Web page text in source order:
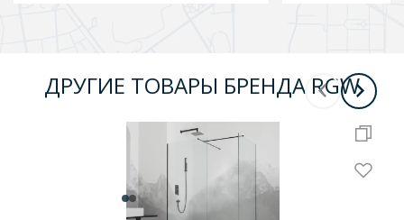
ДРУГИЕ ТОВАРЫ БРЕНДА RGW